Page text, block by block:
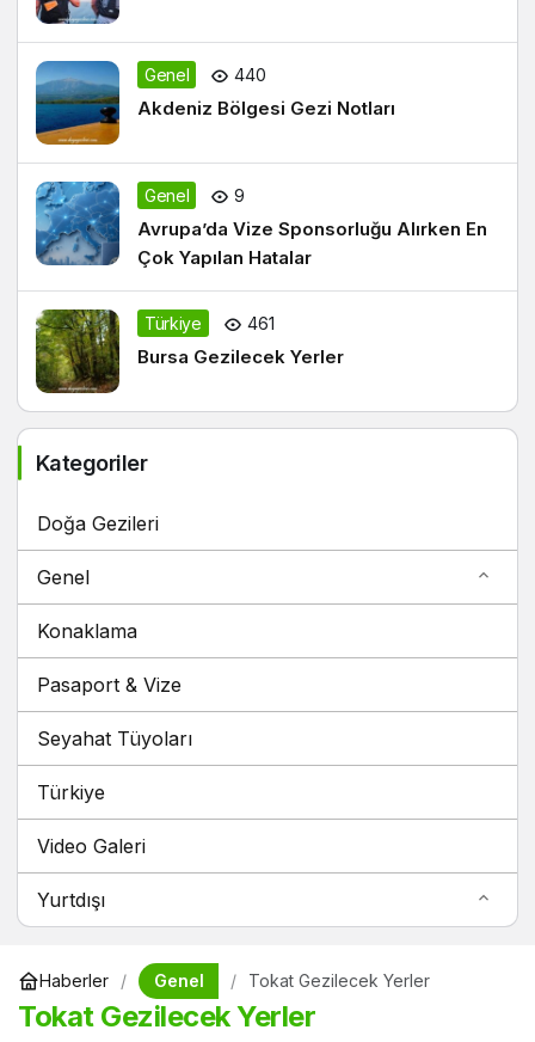
Genel 440
Akdeniz Bölgesi Gezi Notları
Genel 9
Avrupa’da Vize Sponsorluğu Alırken En
Çok Yapılan Hatalar
Türkiye 461
Bursa Gezilecek Yerler
Kategoriler
Doğa Gezileri
Genel
Konaklama
Pasaport & Vize
Seyahat Tüyoları
Türkiye
Video Galeri
Yurtdışı
Haberler Genel Tokat Gezilecek Yerler
Tokat Gezilecek Yerler